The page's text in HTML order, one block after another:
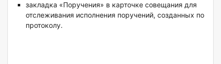
закладка «Поручения» в карточке совещания для
отслеживания исполнения поручений, созданных по
протоколу.